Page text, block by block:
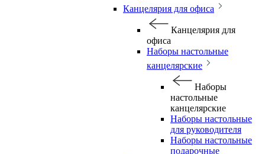
Канцелярия для офиса
Канцелярия для
офиса
Наборы настольные
канцелярские
Наборы
настольные
канцелярские
Наборы настольные
для руководителя
Наборы настольные
подарочные